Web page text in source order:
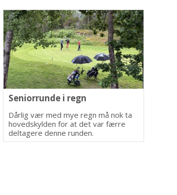
Seniorrunde i regn
Dårlig vær med mye regn må nok ta
hovedskylden for at det var færre
deltagere denne runden.